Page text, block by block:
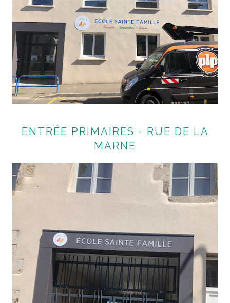
ENTRÉE PRIMAIRES - RUE DE LA
MARNE